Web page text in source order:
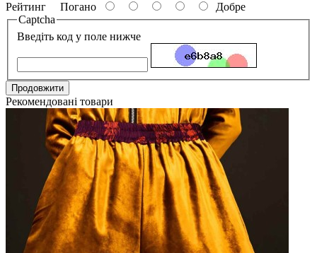
Рейтинг Погано
Добре
Captcha
Введіть код у поле нижче
Продовжити
Рекомендовані товари